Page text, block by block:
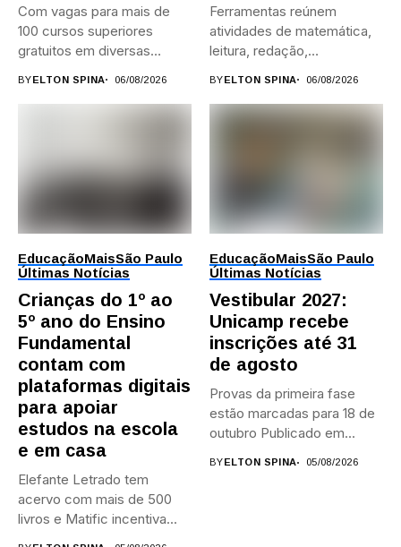
Com vagas para mais de
100 cursos superiores
gratuitos em diversas
BYELTON SPINA 06/08/2026
Ferramentas reúnem
atividades de matemática,
leitura, redação,
BYELTON SPINA 06/08/2026
EducaçãoMaisSão Paulo
Últimas Notícias
Crianças do 1º ao
5º ano do Ensino
Fundamental
contam com
plataformas digitais
para apoiar
estudos na escola
e em casa
Elefante Letrado tem
acervo com mais de 500
livros e Matific incentiva...
EducaçãoMaisSão Paulo
Últimas Notícias
Vestibular 2027:
Unicamp recebe
inscrições até 31
de agosto
Provas da primeira fase
estão marcadas para 18 de
outubro Publicado em...
BYELTON SPINA 05/08/2026